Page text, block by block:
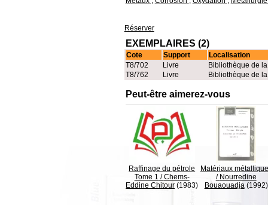
Réserver
EXEMPLAIRES (2)
Cote Support
Localisation
T8/702
Livre
Bibliothèque de
T8/762
Livre Bibliothèque de
Peut-être aimerez-vous
Raffinage du pétrole
Tome 1 /Chems-
Eddine Chitour (1983)
Matériaux
/ Nourredine
Bouaouadja(1992)